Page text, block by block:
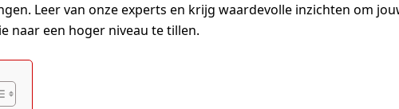
Leer van onze experts en krijg waardevolle inzichten om
naar een hoger niveau te tillen.